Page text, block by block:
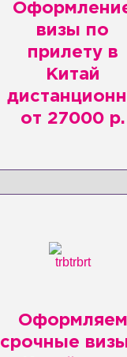
визы по
прилету в
Китай
от 27000 р.
Оформляем
срочные